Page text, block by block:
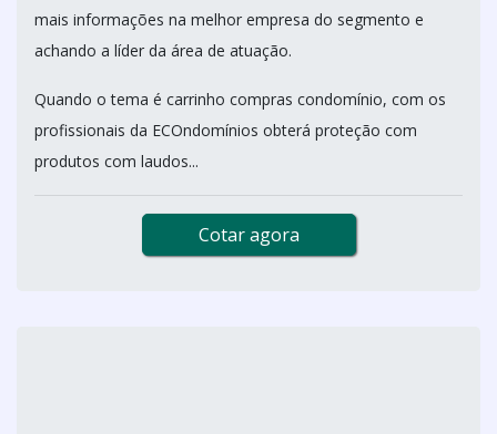
mais informações na melhor empresa do segmento e
achando a líder da área de atuação.
Quando o tema é carrinho compras condomínio, com os
profissionais da ECOndomínios obterá proteção com
produtos com laudos...
Cotar agora